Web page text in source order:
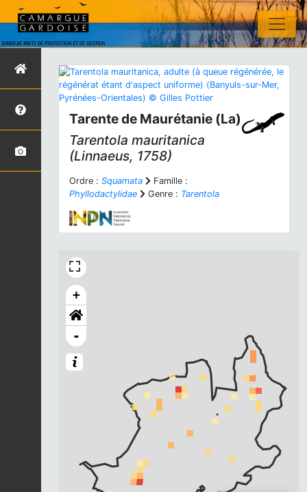
Tarente de Maurétanie (La)
Tarentola mauritanica
(Linnaeus, 1758)
Ordre : Squamata
Famille :
Phyllodactylidae
Genre : Tarentola
+
-